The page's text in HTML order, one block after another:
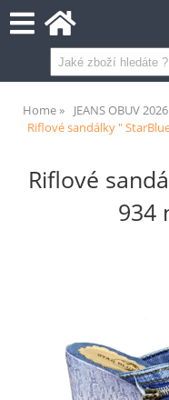
Home JEANS OBUV 2026
Riflové sandálky "
Riflové
934